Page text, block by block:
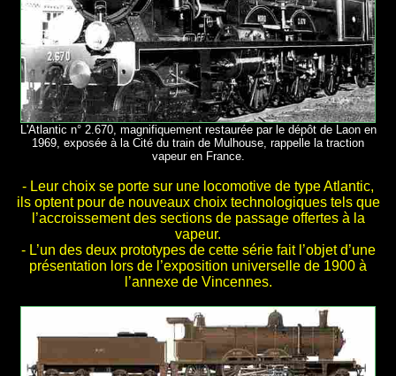
L'Atlantic n° 2.670, magnifiquement restaurée par le dépôt de Laon en
1969, exposée à la Cité du train de Mulhouse, rappelle la traction
vapeur en France.
- Leur choix se porte sur une locomotive de type Atlantic,
ils optent pour de nouveaux choix technologiques tels que
l’accroissement des sections de passage offertes à la
vapeur.
- L’un des deux prototypes de cette série fait l’objet d’une
présentation lors de l’exposition universelle de 1900 à
l’annexe de Vincennes.